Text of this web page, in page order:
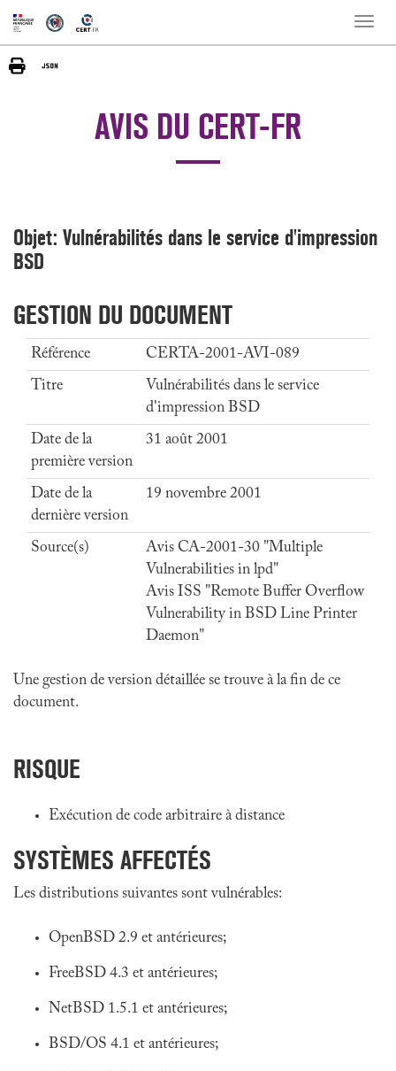
Toggle
AVIS DU CERT-FR
Objet: Vulnérabilités dans le service d'impression
BSD
GESTION DU DOCUMENT
Référence
CERTA-2001-AVI-089
Titre
Vulnérabilités dans le service
d'impression BSD
Date de la
première version
31 août 2001
Date de la
dernière version
19 novembre 2001
Source(s)
Avis CA-2001-30 "Multiple
Vulnerabilities in lpd"
Avis ISS "Remote Buffer Overflow
Vulnerability in BSD Line Printer
Daemon"
Une gestion de version détaillée se trouve à la fin de ce
document.
RISQUE
Exécution de code arbitraire à distance
SYSTÈMES AFFECTÉS
Les distributions suivantes sont vulnérables:
OpenBSD 2.9 et antérieures;
FreeBSD 4.3 et antérieures;
NetBSD 1.5.1 et antérieures;
BSD/OS 4.1 et antérieures;